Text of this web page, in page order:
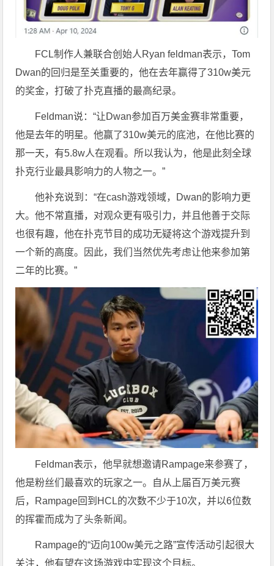
FCL制作人兼联合创始人Ryan feldman表示，Tom
Dwan的回归是至关重要的，他在去年赢得了310w美元
的奖金，打破了扑克直播的最高纪录。
Feldman说：“让Dwan参加百万美金赛非常重要，
他是去年的明星。他赢了310w美元的底池，在他比赛的
那一天，有5.8w人在观看。所以我认为，他是此刻全球
扑克行业最具影响力的人物之一。”
他补充说到：“在cash游戏领域，Dwan的影响力更
大。他不常直播，对观众更有吸引力，并且他善于交际
也很有趣，他在扑克节目的成功无疑将这个游戏提升到
一个新的高度。因此，我们当然优先考虑让他来参加第
二年的比赛。”
Feldman表示，他早就想邀请Rampage来参赛了，
他是粉丝们最喜欢的玩家之一。自从上届百万美元赛
后，Rampage回到HCL的次数不少于10次，并以6位数
的挥霍而成为了头条新闻。
Rampage的“迈向100w美元之路”宣传活动引起很大
关注，他有望在这场游戏中实现这个目标。